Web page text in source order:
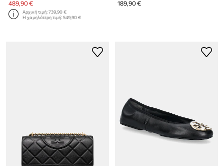
489,90 €
Αρχική τιμή:739,90 €
Η χαμηλότερη τιμή:549,90 €
189,90 €